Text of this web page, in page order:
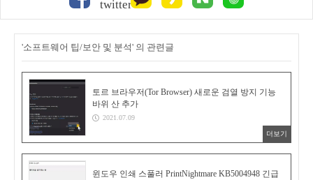
'소프트웨어 팁/보안 및 분석' 의 관련글
토르 브라우저(Tor Browser) 새로운 검열 방지 기능
바위 산 추가
2021.07.09
더보기
윈도우 인쇄 스풀러 PrintNightmare KB5004948 긴급